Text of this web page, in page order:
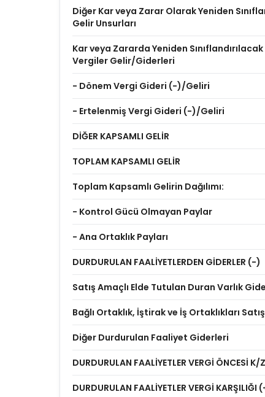
Diğer Kar veya Zarar Olarak Yeniden
Gelir Unsurları
Kar veya Zararda Yeniden
Vergiler Gelir/Giderleri
- Dönem Vergi Gideri (-)/Geliri
- Ertelenmiş Vergi Gideri (-)/Geliri
DİĞER KAPSAMLI GELİR
TOPLAM KAPSAMLI GELİR
Toplam Kapsamlı Gelirin Dağılımı:
- Kontrol Gücü Olmayan Paylar
- Ana Ortaklık Payları
DURDURULAN FAALİYETLERDEN GİDERLER (-)
Satış Amaçlı Elde Tutulan Duran Varlık
Bağlı Ortaklık, İştirak ve İş Ortaklıkları
Diğer Durdurulan Faaliyet Giderleri
DURDURULAN FAALİYETLER VERGİ ÖNCESİ K/Z
DURDURULAN FAALİYETLER VERGİ KARŞILIĞI